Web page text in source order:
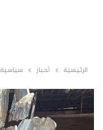
الرئيسية أخبار سياسية